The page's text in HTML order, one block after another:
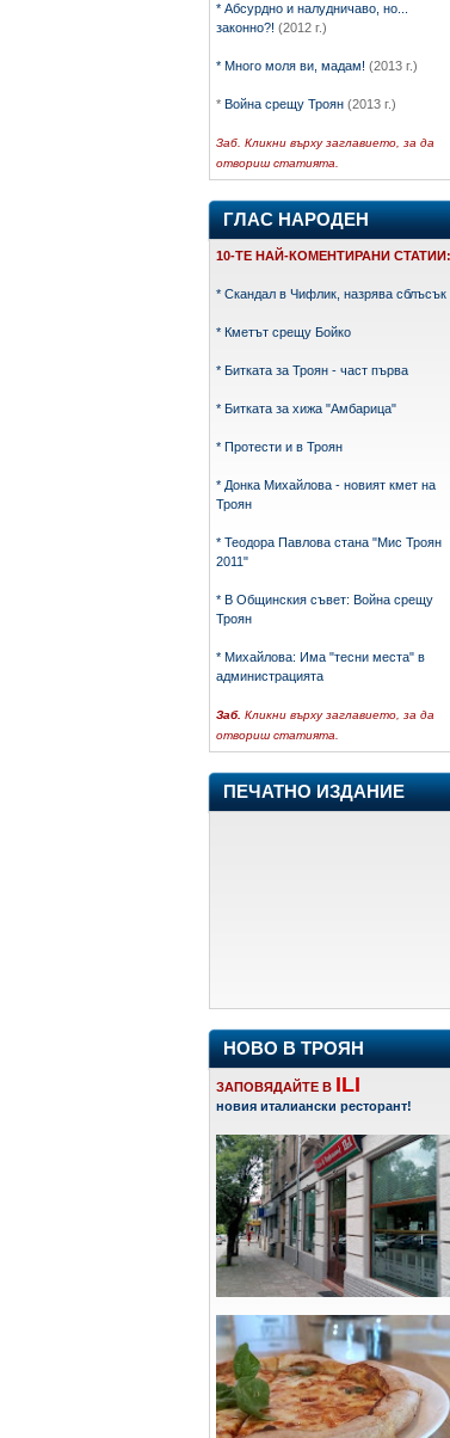
* Абсурдно и налудничаво, но...
законно?! (2012 г.)
* Много моля ви, мадам! (2013 г.)
* Война срещу Троян (2013 г.)
Заб. Кликни върху заглавието, за да
отвориш статията.
ГЛАС НАРОДЕН
10-ТЕ НАЙ-КОМЕНТИРАНИ СТАТИИ:
* Скандал в Чифлик, назрява сблъсък
* Кметът срещу Бойко
* Битката за Троян - част първа
* Битката за хижа "Амбарица"
* Протести и в Троян
* Донка Михайлова - новият кмет на
Троян
* Теодора Павлова стана "Мис Троян
2011"
* В Общинския съвет: Война срещу
Троян
* Михайлова: Има "тесни места" в
администрацията
Заб. Кликни върху заглавието, за да
отвориш статията.
ПЕЧАТНО ИЗДАНИЕ
НОВО В ТРОЯН
ЗАПОВЯДАЙТЕ В ILI
новия италиански ресторант!